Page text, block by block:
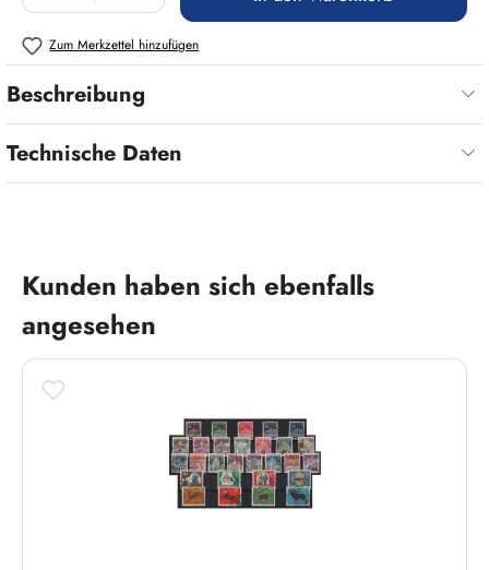
Zum Merkzettel hinzufügen
Beschreibung
Technische Daten
Produktgalerie überspringen
Kunden haben sich ebenfalls
angesehen